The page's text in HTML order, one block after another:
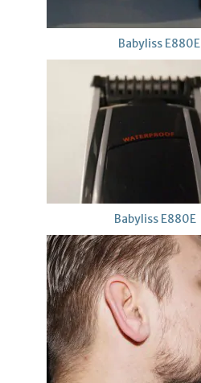
Babyliss E880E
Babyliss E880E